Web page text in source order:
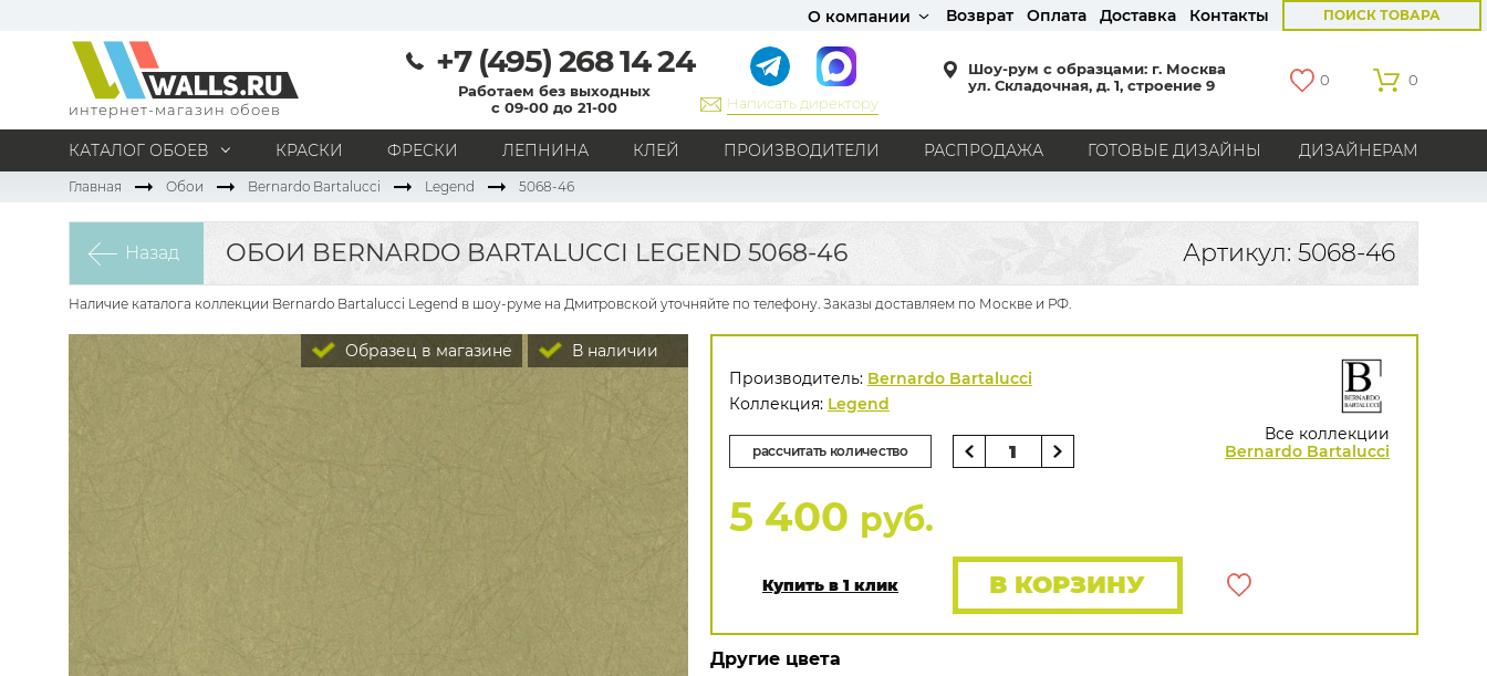
О компании Возврат Оплата Доставка Контакты ПОИСК ТОВАРА
интернет-магазин обоев
+7 (495) 268 14 24
Работаем без выходных
с 09-00 до 21-00
Написать директору
Шоу-рум с образцами: г. Москва
ул. Складочная, д. 1, строение 9
0 0
КАТАЛОГ ОБОЕВ КРАСКИ ФРЕСКИ ЛЕПНИНА КЛЕЙ ПРОИЗВОДИТЕЛИ РАСПРОДАЖА ГОТОВЫЕ ДИЗАЙНЫ ДИЗАЙНЕРАМ
МАТЕРИАЛ
Под покраску
Натуральные
Флизелиновые
Виниловые
Бумажные
Текстильные
СТИЛЬ
Кантри
Модерн Прованс Хай-тек
Лофт
Классика
Английский стиль
Америка
Англия Бельгия
Германия
Голландия
Россия Все страны
ПОМЕЩЕНИЕ
Коридор Офис
Гостиная
Все типы помещений
РИСУНОК
Граффити
Карта мира
С вензелями
С надписями
Однотонные
Геометрический рисунок
Цветы
Дамаск
В клетку
В полоску Все рисунки
БРЕНДЫ
Marburg
Zambaiti
AS Creation
Hygge Roll
Rasch
Luna
ЦВЕТА
ПОКАЗАТЬ ВСЕ ОБОИ
Главная Обои Bernardo Bartalucci Legend 5068-46
Назад ОБОИ BERNARDO BARTALUCCI LEGEND 5068-46 Артикул: 5068-46
Наличие каталога коллекции Bernardo Bartalucci Legend в шоу-руме на Дмитровской уточняйте по телефону. Заказы доставляем по Москве и РФ.
В наличии
Образец в магазине
Все коллекции
Bernardo Bartalucci
Производитель: Bernardo Bartalucci
Коллекция: Legend
рассчитать количество
5 400 руб.
Купить в 1 клик В КОРЗИНУ
Другие цвета